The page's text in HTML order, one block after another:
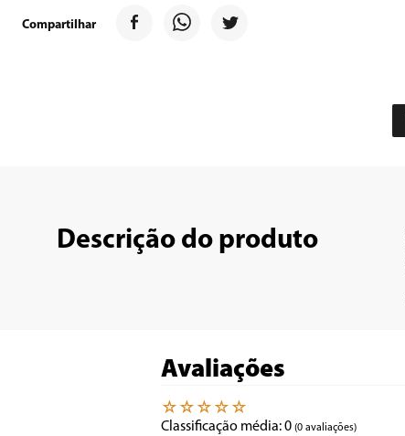
Compartilhar
Descrição do produto
Avaliações
☆ ☆ ☆ ☆ ☆
Classificação média: 0 (0 avaliações)